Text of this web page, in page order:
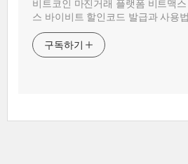
비트코인 마진거래 플랫폼 비트맥
스 바이비트 할인코드 발급과 사용법
구독하기